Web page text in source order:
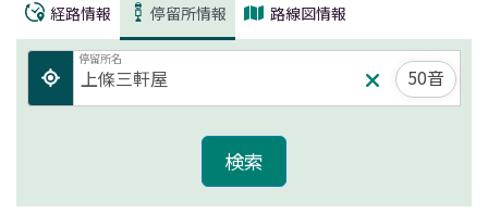
経路情報 停留所情報 路線図情報
停留所名
50音